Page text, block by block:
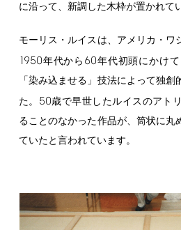
に沿って、新調した木枠が置かれて
モーリス・ルイスは、アメリカ・ワ
1950年代から 60年代初頭にかけ
「染み込ませる」技法によって独
た。 50歳で早世したルイスのアト
ることのなかった作品が、筒状に丸
ていたと言われています。